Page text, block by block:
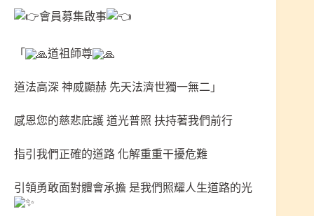
會員募集啟事
「 道祖師尊
道法高深 神威顯赫 先天法濟世獨一無二」
感恩您的慈悲庇護 道光普照 扶持著我們前行
指引我們正確的道路 化解重重干擾危難
引領勇敢面對體會承擔 是我們照耀人生道路的光